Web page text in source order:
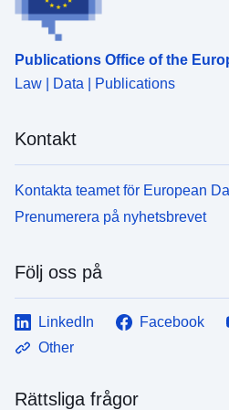
uriRef:
Publications Office of the
Law | Data | Publications
Kontakt
Kontakta teamet för European
Prenumerera på nyhetsbrevet
Följ oss på
LinkedIn Facebook
Other
Rättsliga frågor